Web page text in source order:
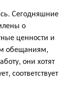
Сегодняшние
о
ценности и
обещаниям,
они хотят
соответствует